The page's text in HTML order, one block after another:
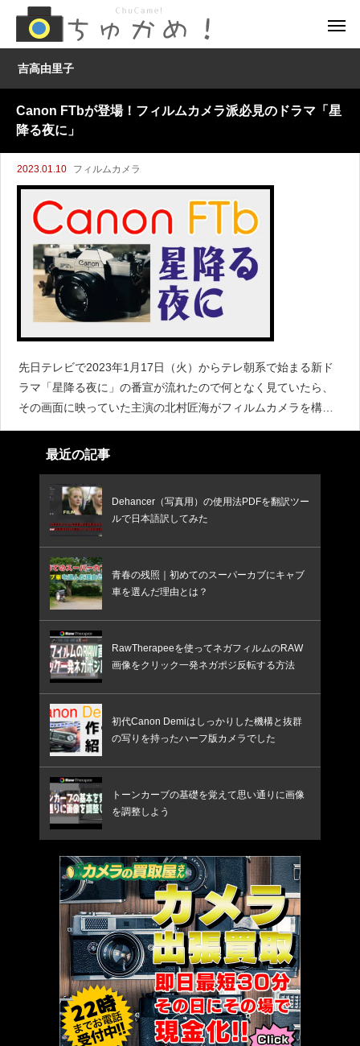
吉高由里子
Canon FTbが登場！フィルムカメラ派必見のドラマ「星
降る夜に」
2023.01.10 フィルムカメラ
先日テレビで2023年1月17日（火）からテレ朝系で始まる新ド
ラマ「星降る夜に」の番宣が流れたので何となく見ていたら、
その画面に映っていた主演の北村匠海がフィルムカメラを構え
ているではないですか！その時はキヤノンの旧ロゴの付いたブ
ラックボディーのカメラとしか分からなかったので、次の機会
最近の記事
Dehancer（写真用）の使用法PDFを翻訳ツー
ルで日本語訳してみた
青春の残照｜初めてのスーパーカブにキャブ
車を選んだ理由とは？
RawTherapeeを使ってネガフィルムのRAW
画像をクリック一発ネガポジ反転する方法
初代Canon Demiはしっかりした機構と抜群
の写りを持ったハーフ版カメラでした
トーンカーブの基礎を覚えて思い通りに画像
を調整しよう